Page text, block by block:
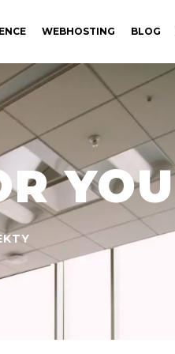
WEBHOSTING BLOG
YOU